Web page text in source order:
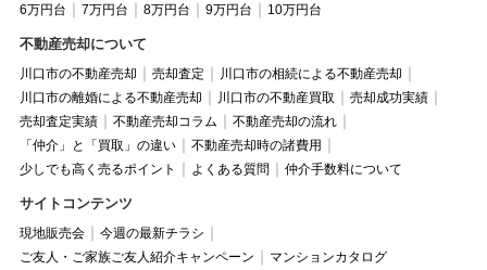
6万円台 7万円台 8万円台 9万円台 10万円台
不動産売却について
川口市の不動産売却 売却査定
川口市の相続による不動産売却
川口市の離婚による不動産売却
川口市の不動産買取
売却成功実績
売却査定実績
不動産売却コラム
不動産売却の流れ
「仲介」と「買取」の違い
不動産売却時の諸費用
少しでも高く売るポイント
よくある質問 仲介手数料について
サイトコンテンツ
現地販売会
今週の最新チラシ
ご友人・ご家族ご友人紹介キャンペーン
マンションカタログ